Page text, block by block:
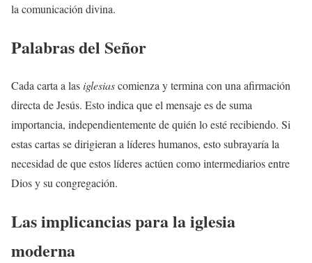
la comunicación divina.
Palabras del Señor
Cada carta a las iglesiascomienza y termina con una afirmación
directa de Jesús. Esto indica que el mensaje es de suma
importancia, independientemente de quién lo esté recibiendo. Si
estas cartas se dirigieran a líderes humanos, esto subrayaría la
necesidad de que estos líderes actúen como intermediarios entre
Dios y su congregación.
Las implicancias para la iglesia
moderna